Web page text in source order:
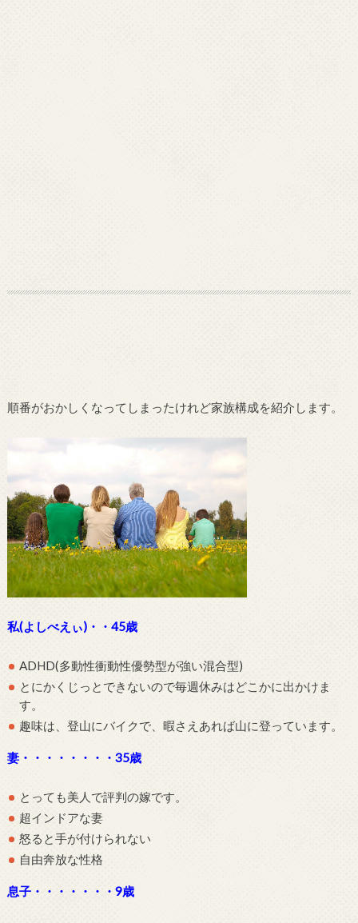
順番がおかしくなってしまったけれど家族構成を紹介します。
私(よしべえぃ)・・45歳
ADHD(多動性衝動性優勢型が強い混合型)
とにかくじっとできないので毎週休みはどこかに出かけま
す。
趣味は、登山にバイクで、暇さえあれば山に登っています。
妻・・・・・・・・35歳
とっても美人で評判の嫁です。
超インドアな妻
怒ると手が付けられない
自由奔放な性格
息子・・・・・・・9歳